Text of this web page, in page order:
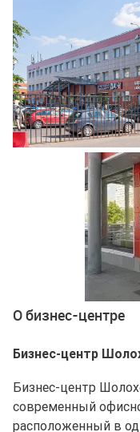
О бизнес-центре
Бизнес-центр
Бизнес-центр
современный
расположенный в